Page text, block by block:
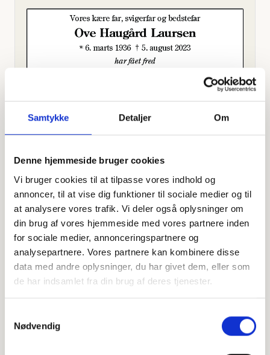
Samtykke Detaljer Om
Denne hjemmeside bruger cookies
Vi bruger cookies til at tilpasse vores indhold og
annoncer, til at vise dig funktioner til sociale medier og til
at analysere vores trafik. Vi deler også oplysninger om
din brug af vores hjemmeside med vores partnere inden
for sociale medier, annonceringspartnere og
analysepartnere. Vores partnere kan kombinere disse
data med andre oplysninger, du har givet dem, eller som
de har indsamlet fra din brug af deres tjenester.
Nødvendig
Folkebladet Norddjurs og Grenaabladet) d. 9. august 2023
Højtideligheden
Lørdagd. 12. august 2023 kl. 11.00
Glesborg Kirke
Glesborg Bygade 25A, 8585 Glesborg
+
−